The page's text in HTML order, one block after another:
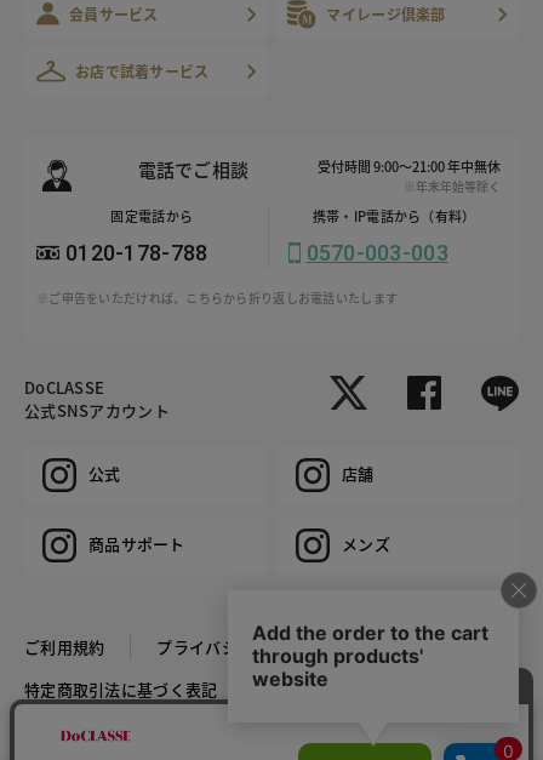
会員サービス マイレージ倶楽部
お店で試着サービス
電話でご相談 受付時間 9:00～21:00 年中無休
※年末年始等除く
固定電話から
0120-178-788
携帯・IP電話から（有料）
0570-003-003
※ご申告をいただければ、こちらから折り返しお電話いたします
DoCLASSE
公式SNSアカウント
公式 店舗
商品サポート メンズ
ご利用規約
プライバシーポリシー
特定商取引法に基づく表記
推奨環境
COPYRIGHT © DoCLASSE ALL RIGHTS RESERVED.